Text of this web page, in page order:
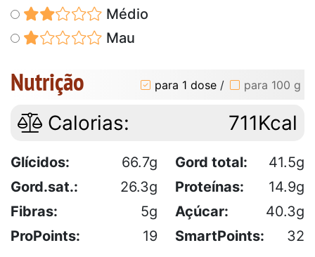
Médio
Mau
Nutrição para 1 dose / para 100 g
Calorias: 711Kcal
Glícidos: 66.7g Gord total:
41.5g
Gord.sat.:
26.3g Proteínas:
14.9g
Fibras:
5g Açúcar:
40.3g
ProPoints:
19 SmartPoints: 32